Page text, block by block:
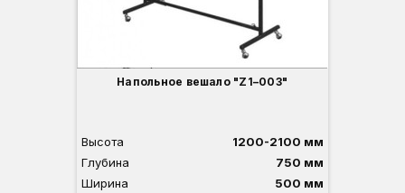
Напольное вешало "Z1–003"
Высота
1200-2100 мм
Глубина
750 мм
Ширина
500 мм